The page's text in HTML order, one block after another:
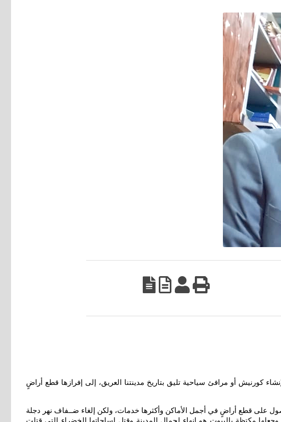
كورنيش أو مرافئ سياحية تليق بتاريخ مدينتنا العريق، إلى إفرازها قطع أراضٍ
على قطع أراضٍ في أجمل الأماكن وأكثرها خدمات، ولكن إلغاء ضــفاف نهر دجلة